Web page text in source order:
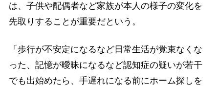
は、子供や配偶者など家族が本人の様子の変化を
先取りすることが重要だという。
「歩行が不安定になるなど日常生活が覚束なくな
った、記憶が曖昧になるなど認知症の疑いが若干
でも出始めたら、手遅れになる前にホーム探しを